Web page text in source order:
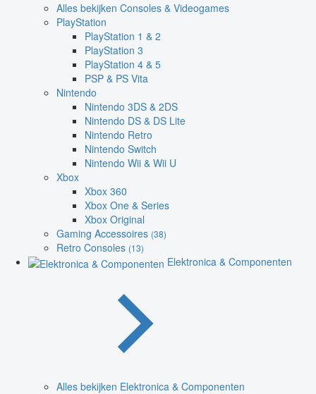
Alles bekijken Consoles & Videogames
PlayStation
PlayStation 1 & 2
PlayStation 3
PlayStation 4 & 5
PSP & PS Vita
Nintendo
Nintendo 3DS & 2DS
Nintendo DS & DS Lite
Nintendo Retro
Nintendo Switch
Nintendo Wii & Wii U
Xbox
Xbox 360
Xbox One & Series
Xbox Original
Gaming Accessoires (38)
Retro Consoles (13)
Elektronica & Componenten
Alles bekijken Elektronica & Componenten